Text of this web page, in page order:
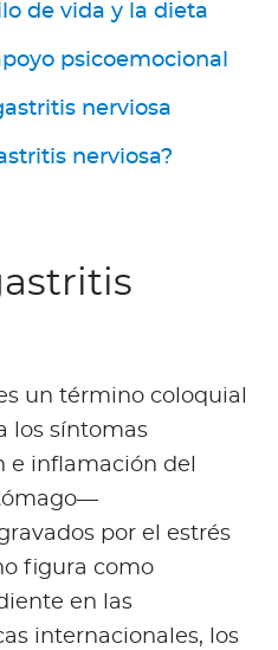
de vida y la dieta
psicoemocional
nerviosa
nerviosa?
un término coloquial
los síntomas
inflamación del
por el estrés
figura como
en las
internacionales, los